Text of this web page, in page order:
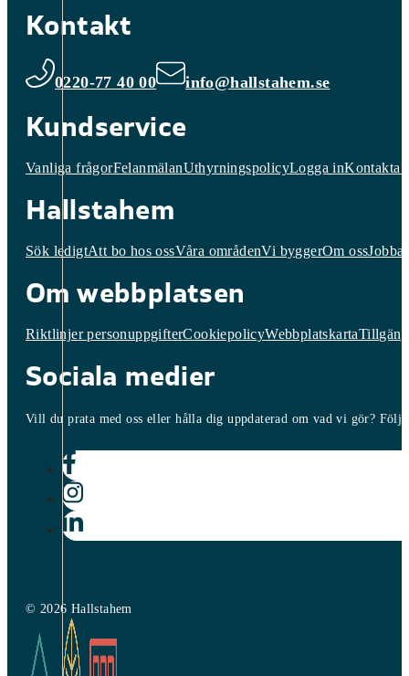
Kontakt
0220-77 40 00 info@hallstahem.se
Kundservice
Vanliga frågorFelanmälanUthyrningspolicyLogga inKontakta
Hallstahem
Sök ledigtAtt bo hos ossVåra områdenVi byggerOm ossJobba
Om webbplatsen
Riktlinjer personuppgifterCookiepolicyWebbplatskarta
Sociala medier
Vill du prata med oss eller hålla dig uppdaterad om vad vi gör? Följ
© 2026 Hallstahem